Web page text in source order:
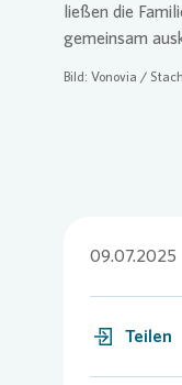
ließen die
gemeinsam
Bild: Vonovia /
09.07.2025
Teilen